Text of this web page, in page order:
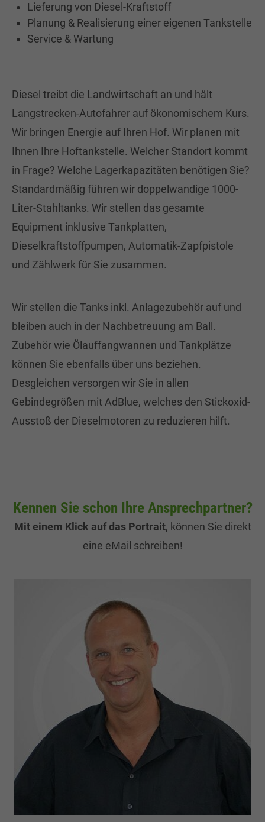
Lieferung von Diesel-Kraftstoff
Planung & Realisierung einer eigenen Tankstelle
Service & Wartung
Diesel treibt die Landwirtschaft an und hält
Langstrecken-Autofahrer auf ökonomischem Kurs.
Wir bringen Energie auf Ihren Hof. Wir planen mit
Ihnen Ihre Hoftankstelle. Welcher Standort kommt
in Frage? Welche Lagerkapazitäten benötigen Sie?
Standardmäßig führen wir doppelwandige 1000-
Liter-Stahltanks. Wir stellen das gesamte
Equipment inklusive Tankplatten,
Dieselkraftstoffpumpen, Automatik-Zapfpistole
und Zählwerk für Sie zusammen.
Wir stellen die Tanks inkl. Anlagezubehör auf und
bleiben auch in der Nachbetreuung am Ball.
Zubehör wie Ölauffangwannen und Tankplätze
können Sie ebenfalls über uns beziehen.
Desgleichen versorgen wir Sie in allen
Gebindegrößen mit AdBlue, welches den Stickoxid-
Ausstoß der Dieselmotoren zu reduzieren hilft.
Kennen Sie schon Ihre Ansprechpartner?
Mit einem Klick auf das Portrait, können Sie direkt
eine eMail schreiben!